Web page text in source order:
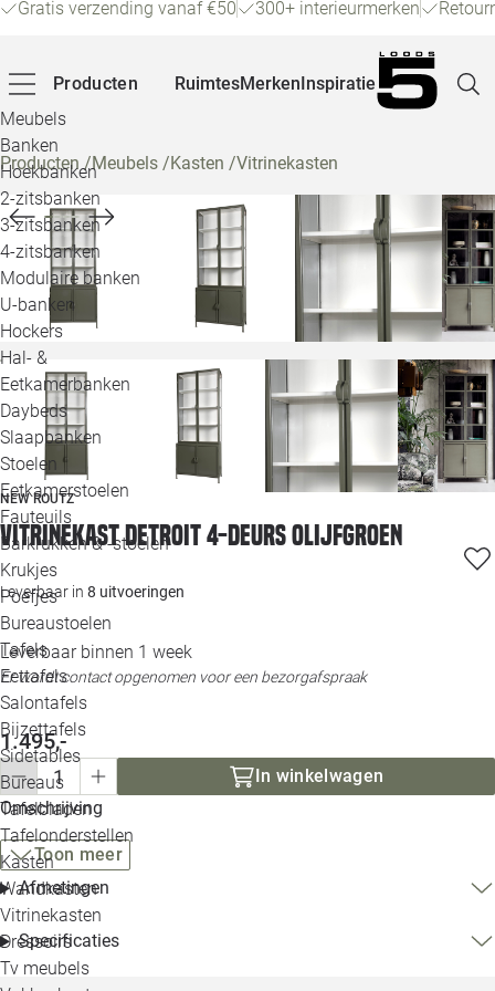
Gratis verzending vanaf €50 300+ interieurmerken
Producten
Meubels
Banken
Hoekbanken
2-zitsbanken
3-zitsbanken
4-zitsbanken
Modulaire banken
U-banken
Hockers
Hal- &
Eetkamerbanken
Daybeds
Slaapbanken
Stoelen
Eetkamerstoelen
Fauteuils
Barkrukken & -stoelen
Krukjes
Poefjes
Bureaustoelen
Tafels
Eettafels
Salontafels
Bijzettafels
Sidetables
Bureaus
Tafelbladen
Tafelonderstellen
Kasten
Wandkasten
Vitrinekasten
Dressoirs
Tv meubels
RuimtesMerkenInspiratie
Producten/Meubels /Kasten /Vitrinekasten
NEW ROUTZ
Vitrinekast Detroit 4-deurs olijfgroen
Leverbaar in 8 uitvoeringen
Leverbaar binnen 1 week
Er wordt contact opgenomen voor een bezorgafspraak
1.495,-
In winkelwagen
Omschrijving
Toon meer
Afmetingen
Specificaties